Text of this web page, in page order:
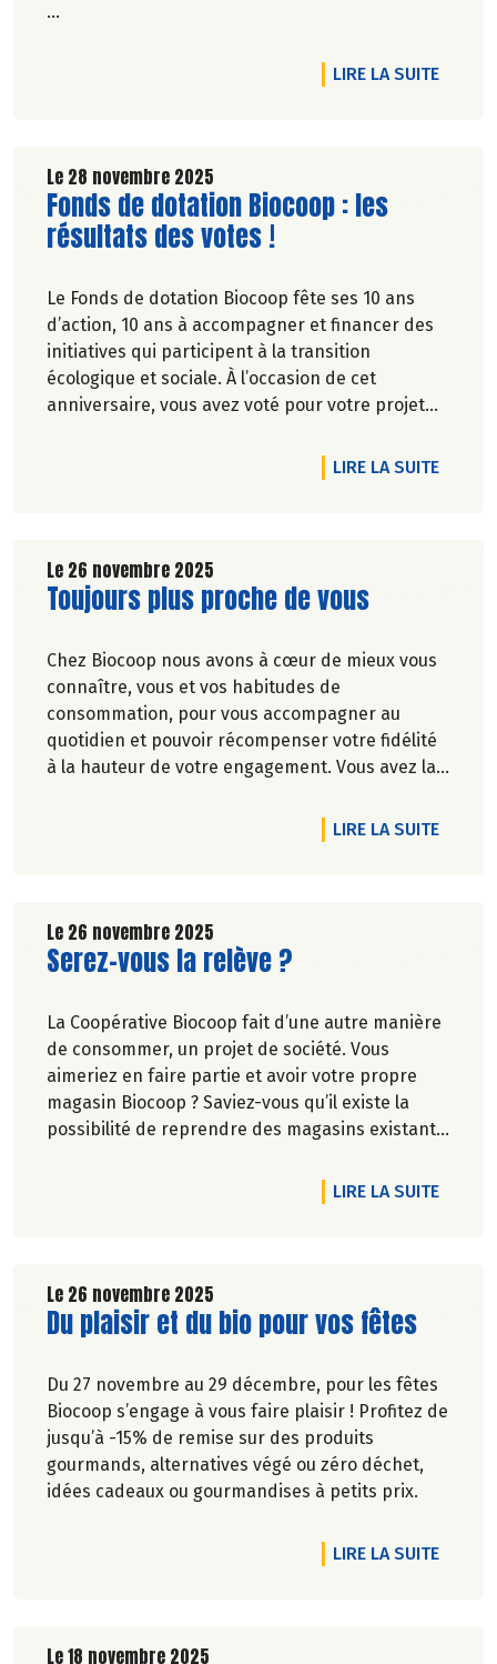
LIRE LA SUITEDE
Le 28 novembre 2025
Lire la suite de l'article
Fonds de dotation Biocoop : les
résultats des votes !
Le Fonds de dotation Biocoop fête ses 10 ans
d’action, 10 ans à accompagner et financer des
initiatives qui participent à la transition
écologique et sociale. À l’occasion de cet
anniversaire, vous avez voté pour votre projet
projets ayant récolté le plus de votes ont reçu un
soutien financier du Fonds de dotation.
LIRE LA SUITEDE
Le 26 novembre 2025
Lire la suite de l'article
Toujours plus proche de vous
Chez Biocoop nous avons à cœur de mieux vous
connaître, vous et vos habitudes de
consommation, pour vous accompagner au
quotidien et pouvoir récompenser votre fidélité
à la hauteur de votre engagement. Vous avez la
LIRE LA SUITEDE
Le 26 novembre 2025
Lire la suite de l'article
Serez-vous la relève ?
La Coopérative Biocoop fait d’une autre manière
de consommer, un projet de société. Vous
aimeriez en faire partie et avoir votre propre
magasin Biocoop ? Saviez-vous qu’il existe la
possibilité de reprendre des magasins existants
LIRE LA SUITEDE
Le 26 novembre 2025
Lire la suite de l'article
Du plaisir et du bio pour vos fêtes
Du 27 novembre au 29 décembre, pour les fêtes
Biocoop s’engage à vous faire plaisir ! Profitez de
jusqu’à -15% de remise sur des produits
gourmands, alternatives végé ou zéro déchet,
idées cadeaux ou gourmandises à petits prix.
LIRE LA SUITEDE
Le 18 novembre 2025